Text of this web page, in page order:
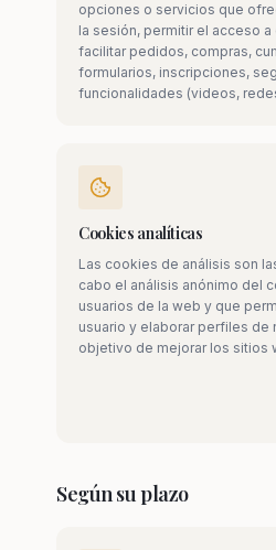
opciones o servicios que
la sesión, permitir el acceso
facilitar pedidos, compras,
formularios, inscripciones,
funcionalidades (videos,
Cookies analíticas
Las cookies de análisis son
cabo el análisis anónimo del
usuarios de la web y que
usuario y elaborar perfiles de
objetivo de mejorar los sitios
Según su plazo